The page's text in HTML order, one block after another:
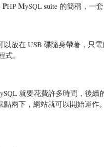
PHP MySQL suite 的簡稱，一
以放在 USB 碟隨身帶著，只
。
就要花費許多時間，後
兩下，網站就可以開始運作。